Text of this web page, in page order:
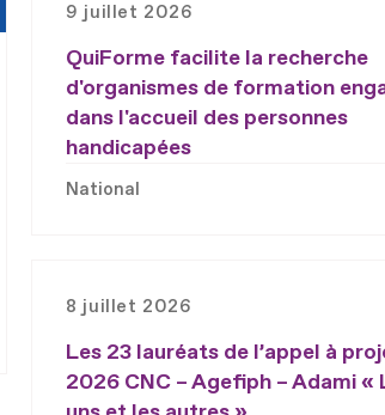
9 juillet 2026
QuiForme facilite la recherche
d'organismes de formation
dans l'accueil des personnes
handicapées
National
8 juillet 2026
Les 23 lauréats de l’appel à
2026 CNC – Agefiph – Adami «